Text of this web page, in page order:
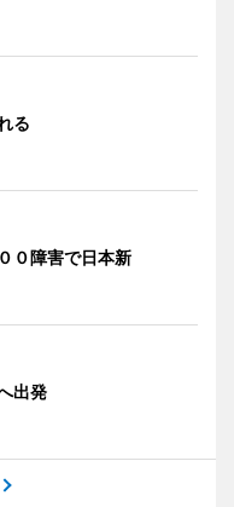
る
０障害で日本新
出発